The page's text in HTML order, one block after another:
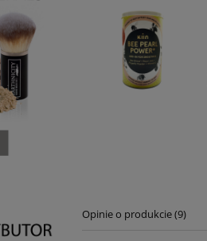
Opinie o produkcie (9)